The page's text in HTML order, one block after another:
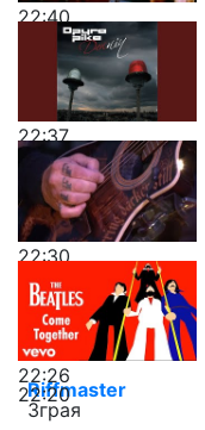
22:40
22:37
22:30
22:26
22:20
Riffmaster
Зграя